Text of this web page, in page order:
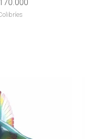
170.000